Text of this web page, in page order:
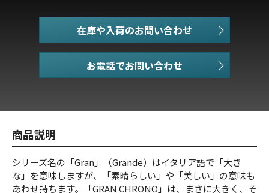
在庫や入荷のお問い合わせ
お電話でお問い合わせ
商品説明
シリーズ名の「Gran」（Grande）はイタリア語で「大き
な」を意味しますが、「素晴らしい」や「美しい」の意味も
あわせ持ちます。「GRAN CHRONO」は、まさに大きく、そ